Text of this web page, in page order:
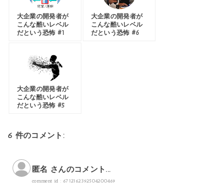
大企業の開発者が
こんな酷いレベル
だという恐怖 #1
大企業の開発者が
こんな酷いレベル
だという恐怖 #6
大企業の開発者が
こんな酷いレベル
だという恐怖 #5
6 件のコメント:
匿名 さんのコメント...
comment id : 6712162392504200469